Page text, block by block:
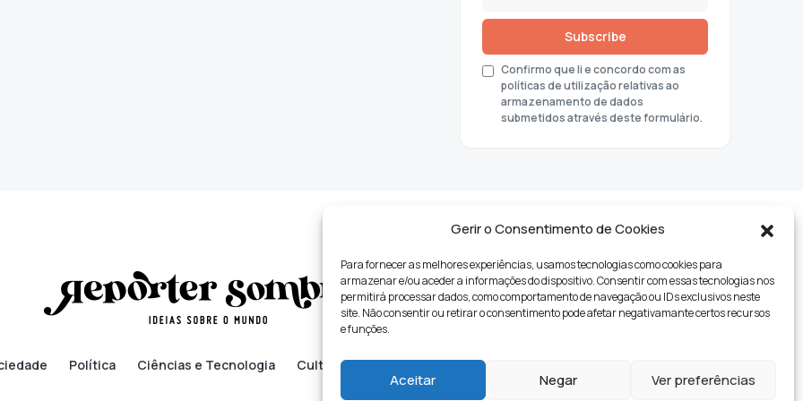
Gerir o Consentimento de Cookies
Para fornecer as melhores experiências, usamos tecnologias como cookies para
armazenar e/ou aceder a informações do dispositivo. Consentir com essas tecnologias nos
permitirá processar dados, como comportamento de navegação ou IDs exclusivos neste
site. Não consentir ou retirar o consentimento pode afetar negativamante certos recursos
e funções.
Aceitar Negar Ver preferências
Subscribe
Confirmo que li e concordo com as
políticas de utilização relativas ao
armazenamento de dados
submetidos através deste formulário.
Política Ciências e Tecnologia Cultura Lifestyle